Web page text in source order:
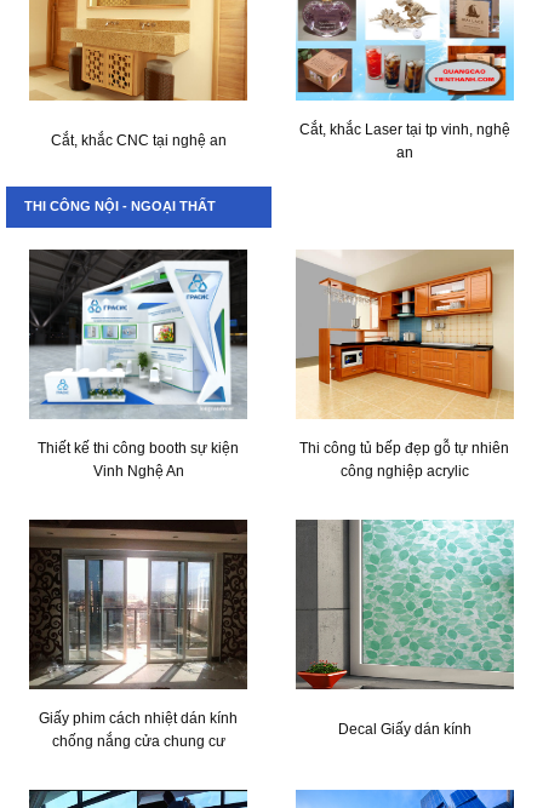
Cắt, khắc CNC tại nghệ an
Cắt, khắc Laser tại tp vinh, nghệ
an
THI CÔNG NỘI - NGOẠI THẤT
Thiết kế thi công booth sự kiện
Vinh Nghệ An
Thi công tủ bếp đẹp gỗ tự nhiên
công nghiệp acrylic
Giấy phim cách nhiệt dán kính
chống nắng cửa chung cư
Decal Giấy dán kính